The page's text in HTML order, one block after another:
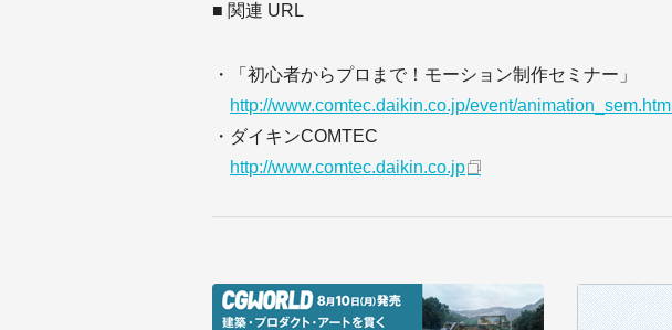
■ 関連 URL
・「初心者からプロまで！モーション制作セミナー」
http://www.comtec.daikin.co.jp/event/animation_sem.html
・ダイキンCOMTEC
http://www.comtec.daikin.co.jp